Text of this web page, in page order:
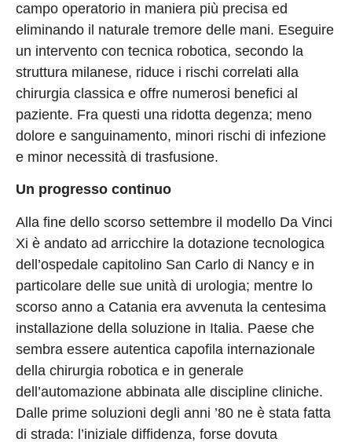
campo operatorio in maniera più precisa ed
eliminando il naturale tremore delle mani. Eseguire
un intervento con tecnica robotica, secondo la
struttura milanese, riduce i rischi correlati alla
chirurgia classica e offre numerosi benefici al
paziente. Fra questi una ridotta degenza; meno
dolore e sanguinamento, minori rischi di infezione
e minor necessità di trasfusione.
Un progresso continuo
Alla fine dello scorso settembre il modello Da Vinci
Xi è andato ad arricchire la dotazione tecnologica
dell’ospedale capitolino San Carlo di Nancy e in
particolare delle sue unità di urologia; mentre lo
scorso anno a Catania era avvenuta la centesima
installazione della soluzione in Italia. Paese che
sembra essere autentica capofila internazionale
della chirurgia robotica e in generale
dell’automazione abbinata alle discipline cliniche.
Dalle prime soluzioni degli anni ’80 ne è stata fatta
di strada: l’iniziale diffidenza, forse dovuta